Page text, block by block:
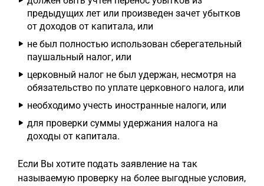
предыдущих лет или произведен зачет убытков
от доходов от капитала, или
не был полностью использован сберегательный
паушальный налог, или
церковный налог не был удержан, несмотря на
обязательство по уплате церковного налога, или
необходимо учесть иностранные налоги, или
для проверки суммы удержания налога на
доходы от капитала.
Если Вы хотите подать заявление на так
называемую проверку на более выгодные условия,